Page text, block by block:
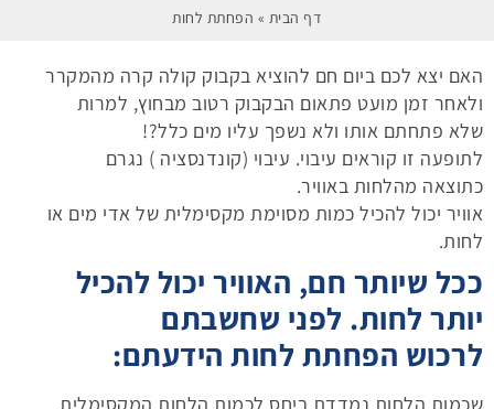
דף הבית » הפחתת לחות
האם יצא לכם ביום חם להוציא בקבוק קולה קרה מהמקרר
ולאחר זמן מועט פתאום הבקבוק רטוב מבחוץ, למרות
שלא פתחתם אותו ולא נשפך עליו מים כלל?!
לתופעה זו קוראים עיבוי. עיבוי (קונדנסציה ) נגרם
כתוצאה מהלחות באוויר.
אוויר יכול להכיל כמות מסוימת מקסימלית של אדי מים או
לחות.
ככל שיותר חם, האוויר יכול להכיל
יותר לחות. לפני שחשבתם
לרכוש הפחתת לחות הידעתם: